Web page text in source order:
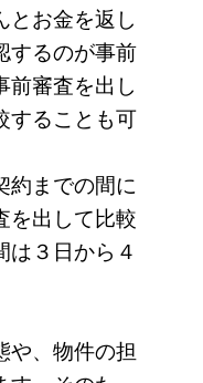
とお金を返し
するのが事前
前審査を出し
することも可
約までの間に
を出して比較
は３日から４
や、物件の担